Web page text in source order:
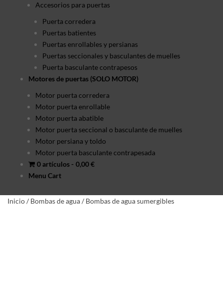
Accesorios para puertas
Puerta corredera
Puertas batientes
Puertas enrollables y persianas
Puertas seccionales y basculantes de muelles
Puerta basculante contrapesos
Motores de puertas (SOLO MOTOR)
Motor puerta corredera
Motor puerta enrollable
Motor puerta abatible
Motor puerta seccional o basculante de muelles
Motor persiana y toldo
Motor puerta basculante contrapesada
0 artículos
0,00 €
Menu Cart
Inicio/ Bombas de agua/ Bombas de agua sumergibles